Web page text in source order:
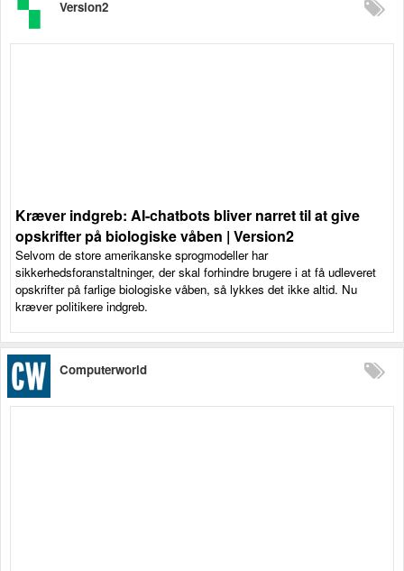
Version2
Kræver indgreb: AI-chatbots bliver narret til at give
opskrifter på biologiske våben | Version2
Selvom de store amerikanske sprogmodeller har
sikkerhedsforanstaltninger, der skal forhindre brugere i at få udleveret
opskrifter på farlige biologiske våben, så lykkes det ikke altid. Nu
kræver politikere indgreb.
Computerworld